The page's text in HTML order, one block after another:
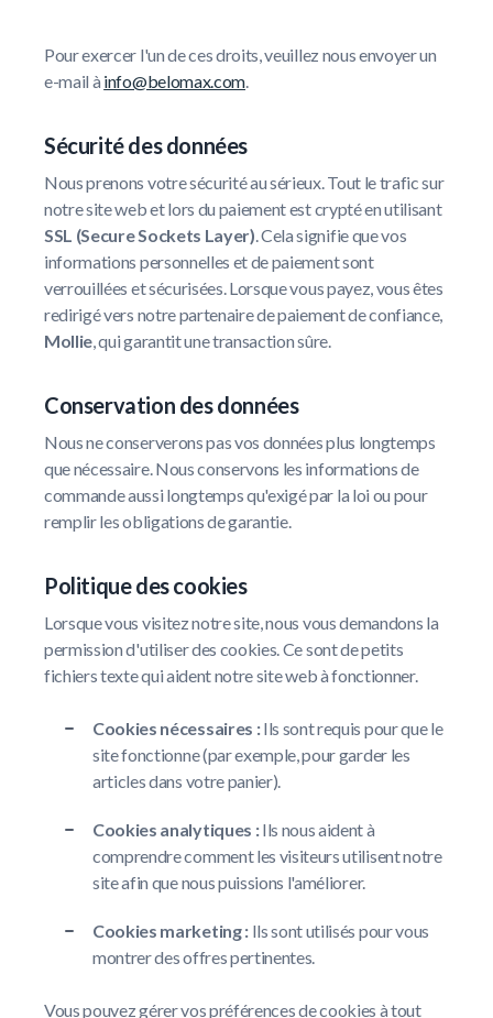
Pour exercer l'un de ces droits, veuillez nous envoyer un
e-mail à info@belomax.com.
Sécurité des données
Nous prenons votre sécurité au sérieux. Tout le trafic sur
notre site web et lors du paiement est crypté en utilisant
SSL (Secure Sockets Layer). Cela signifie que vos
informations personnelles et de paiement sont
verrouillées et sécurisées. Lorsque vous payez, vous êtes
redirigé vers notre partenaire de paiement de confiance,
Mollie, qui garantit une transaction sûre.
Conservation des données
Nous ne conserverons pas vos données plus longtemps
que nécessaire. Nous conservons les informations de
commande aussi longtemps qu'exigé par la loi ou pour
remplir les obligations de garantie.
Politique des cookies
Lorsque vous visitez notre site, nous vous demandons la
permission d'utiliser des cookies. Ce sont de petits
fichiers texte qui aident notre site web à fonctionner.
Cookies nécessaires :Ils sont requis pour que le
site fonctionne (par exemple, pour garder les
articles dans votre panier).
Cookies analytiques :Ils nous aident à
comprendre comment les visiteurs utilisent notre
site afin que nous puissions l'améliorer.
Cookies marketing :Ils sont utilisés pour vous
montrer des offres pertinentes.
Vous pouvez gérer vos préférences de cookies à tout